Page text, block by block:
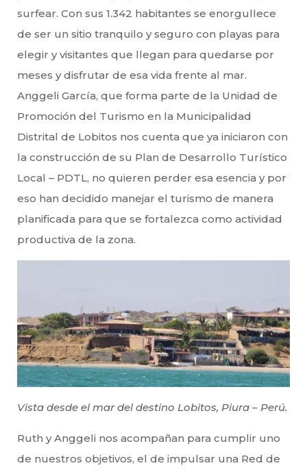
surfear. Con sus 1.342 habitantes se enorgullece
de ser un sitio tranquilo y seguro con playas para
elegir y visitantes que llegan para quedarse por
meses y disfrutar de esa vida frente al mar.
Anggeli García, que forma parte de la Unidad de
Promoción del Turismo en la Municipalidad
Distrital de Lobitos nos cuenta que ya iniciaron con
la construcción de su Plan de Desarrollo Turístico
Local – PDTL, no quieren perder esa esencia y por
eso han decidido manejar el turismo de manera
planificada para que se fortalezca como actividad
productiva de la zona.
Vista desde el mar del destino Lobitos, Piura – Perú.
Ruth y Anggeli nos acompañan para cumplir uno
de nuestros objetivos, el de impulsar una Red de